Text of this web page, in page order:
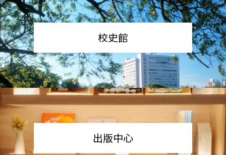
校史館
出版中心